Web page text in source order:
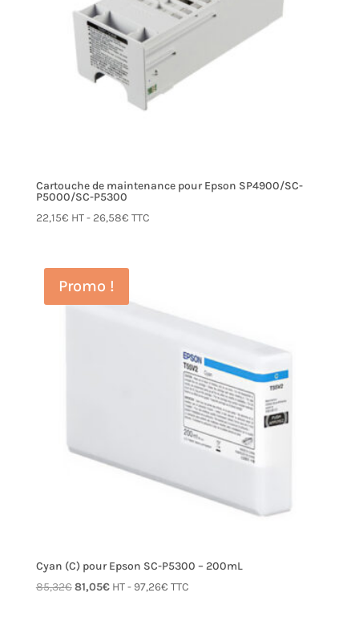
Cartouche de maintenance pour Epson SP4900/SC-
P5000/SC-P5300
22,15€ HT - 26,58€ TTC
Promo !
Cyan (C) pour Epson SC-P5300 – 200mL
85,32€Le
81,05€LeHT - 97,26€ TTC